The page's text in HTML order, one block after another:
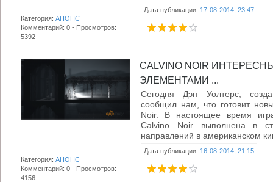
Дата публикации: 17-08-2014, 23:47
Категория: АНОНС
Комментарий: 0 - Просмотров:
5392
CALVINO NOIR
ЭЛЕМЕНТАМИ ...
Сегодня Дэн Уолтерс,
сообщил нам, что готовит
Noir. В настоящее время
Calvino Noir выполнена в
направлений в американском
Дата публикации: 16-08-2014, 21:15
Категория: АНОНС
Комментарий: 0 - Просмотров:
4156